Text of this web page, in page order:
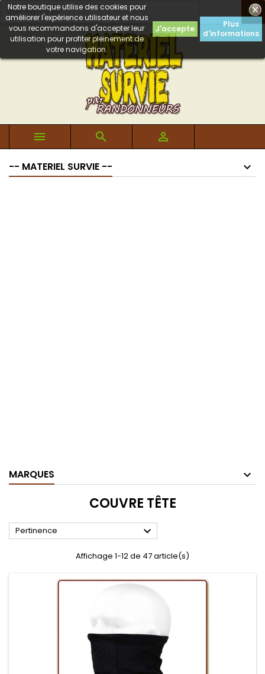

Notre boutique utilise des cookies pour
améliorer l'expérience utilisateur et nous
vous recommandons d'accepter leur
utilisation pour profiter pleinement de
votre navigation.
J'accepte
Plus
d'informations
  
-- MATERIEL SURVIE --
MARQUES
COUVRE TÊTE
Pertinence 
Affichage 1-12 de 47 article(s)